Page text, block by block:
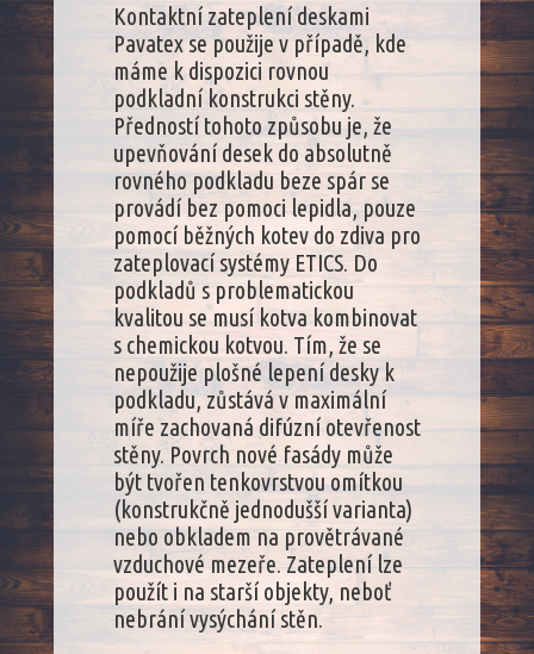
Kontaktní zateplení deskami
Pavatex se použije v případě, kde
máme k dispozici rovnou
podkladní konstrukci stěny.
Předností tohoto způsobu je, že
upevňování desek do absolutně
rovného podkladu beze spár se
provádí bez pomoci lepidla, pouze
pomocí běžných kotev do zdiva pro
zateplovací systémy ETICS. Do
podkladů s problematickou
kvalitou se musí kotva kombinovat
s chemickou kotvou. Tím, že se
nepoužije plošné lepení desky k
podkladu, zůstává v maximální
míře zachovaná difúzní otevřenost
stěny. Povrch nové fasády může
být tvořen tenkovrstvou omítkou
(konstrukčně jednodušší varianta)
nebo obkladem na provětrávané
vzduchové mezeře. Zateplení lze
použít i na starší objekty, neboť
nebrání vysýchání stěn.